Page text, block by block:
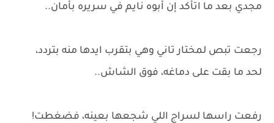
مجدي بعد ما اتأكد إن أبوه نايم في سريره بأمان..
رجعت تبص لمختار تاني وهي بتقرب ايدها منه بتردد،
لحد ما بقت على دماغه، فوق الشاش..
رفعت راسها لسراج اللي شجعها بعينه، فضغطت!